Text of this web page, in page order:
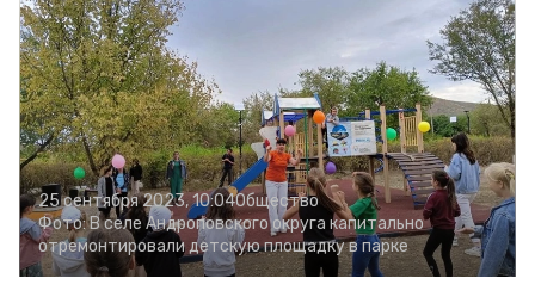
25 сентября 2023, 10:04Общество
Фото:В селе Андроповского округа капитально
отремонтировали детскую площадку в парке